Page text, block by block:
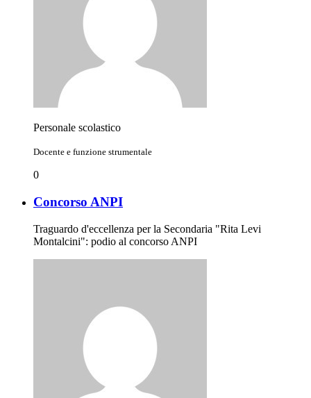
Personale scolastico
Docente e funzione strumentale
0
Concorso ANPI
Traguardo d'eccellenza per la Secondaria "Rita Levi
Montalcini": podio al concorso ANPI